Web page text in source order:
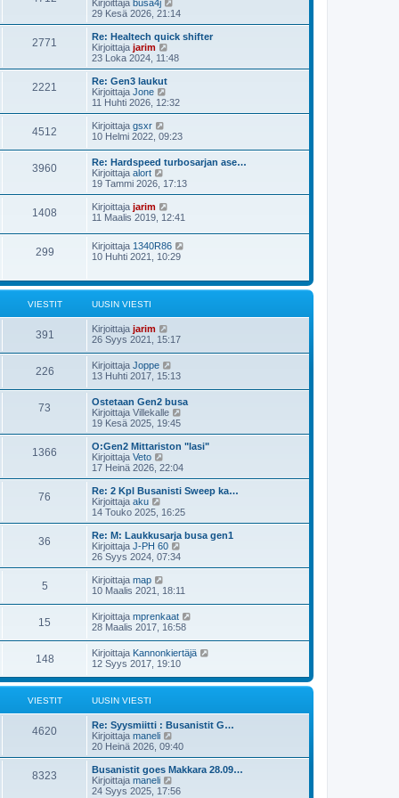
s
t
i
v
i
e
t
i
u
s
i
n
i
e
i
Kirjoittaja busa4j
ä
y
t
u
n
v
s
t
i
29 Kesä 2026, 21:14
2771
Re: Healtech quick shifter
Kirjoittaja jarim
ä
y
u
i
n
v
i
s
t
23 Loka 2024, 11:48
2221
Re: Gen3 laukut
Kirjoittaja Jone
ä
y
ä
u
s
n
v
i
e
t
i
11 Huhti 2026, 12:32
4512 Kirjoittaja gsxr
ä
ä
u
u
i
n
v
i
e
s
i
10 Helmi 2022, 09:23
3960
Re: Hardspeed turbosarjan ase…
Kirjoittaja alort
ä
y
t
ä
u
s
i
v
i
t
i
19 Tammi 2026, 17:13
1408 Kirjoittaja jarim
ä
t
ä
u
s
i
e
s
t
i
11 Maalis 2019, 12:41
299 Kirjoittaja 1340R86
ä
s
v
t
i
10 Huhti 2021, 10:29
VIESTIT UUSIN VIESTI
391 Kirjoittaja jarim
ä
t
ä
u
u
s
i
n
v
i
s
t
i
26 Syys 2021, 15:17
226 Kirjoittaja Joppe
ä
ä
u
u
s
i
v
i
e
t
i
13 Huhti 2017, 15:13
73
Ostetaan Gen2 busa
Kirjoittaja Villekalle
y
t
u
s
n
v
e
i
19 Kesä 2025, 19:45
1366
O:Gen2 Mittariston "lasi"
Kirjoittaja Veto
ä
y
t
u
i
n
v
s
t
i
17 Heinä 2026, 22:04
76
Re: 2 Kpl Busanisti Sweep ka…
Kirjoittaja aku
ä
y
t
ä
u
s
i
n
v
i
e
s
t
i
14 Touko 2025, 16:25
36
Re: M: Laukkusarja busa gen1
Kirjoittaja J-PH 60
y
ä
s
i
n
v
s
26 Syys 2024, 07:34
5 Kirjoittaja map
ä
ä
u
u
s
i
n
v
s
t
i
10 Maalis 2021, 18:11
15 Kirjoittaja mprenkaat
t
ä
u
s
n
v
i
28 Maalis 2017, 16:58
148 Kirjoittaja Kannonkiertäjä
t
u
s
v
i
12 Syys 2017, 19:10
VIESTIT UUSIN VIESTI
4620
Re: Syysmiitti : Busanistit G…
Kirjoittaja maneli
ä
y
t
u
20 Heinä 2026, 09:40
8323
Busanistit goes Makkara 28.09…
Kirjoittaja maneli
ä
24 Syys 2025, 17:56